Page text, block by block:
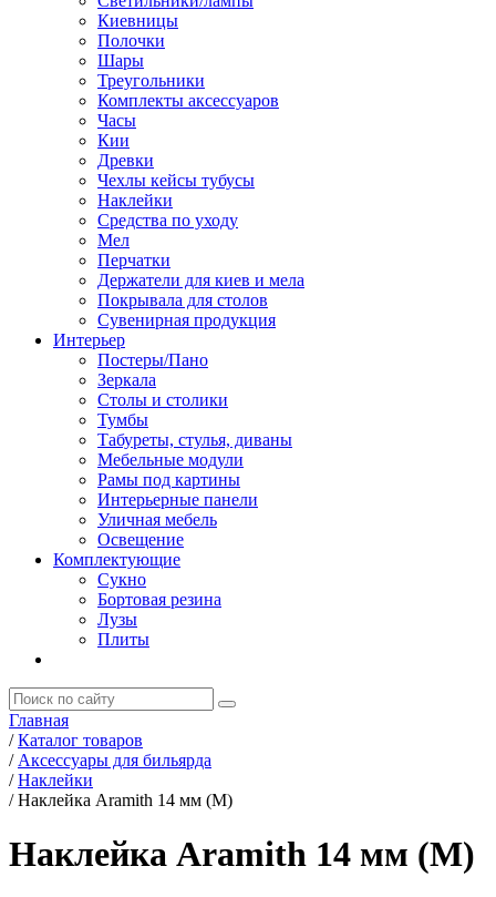
Киевницы
Полочки
Шары
Треугольники
Комплекты аксессуаров
Часы
Кии
Древки
Чехлы кейсы тубусы
Наклейки
Средства по уходу
Мел
Перчатки
Держатели для киев и мела
Покрывала для столов
Сувенирная продукция
Интерьер
Постеры/Пано
Зеркала
Столы и столики
Тумбы
Табуреты, стулья, диваны
Мебельные модули
Рамы под картины
Интерьерные панели
Уличная мебель
Освещение
Комплектующие
Сукно
Бортовая резина
Лузы
Плиты
Главная
/ Каталог товаров
/ Аксессуары для бильярда
/ Наклейки
/ Наклейка Aramith 14 мм (М)
Наклейка Aramith 14 мм (М)